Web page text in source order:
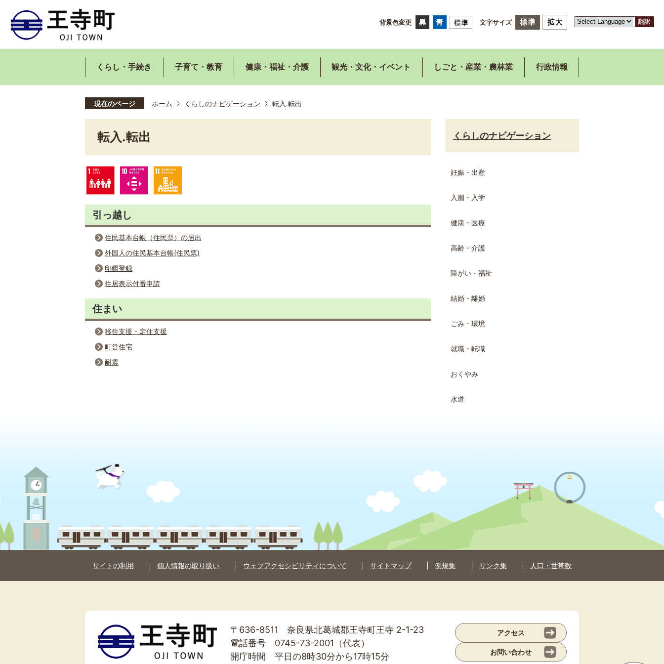
背景色変更 文字サイズ 翻訳
くらし・手続き 子育て・教育 健康・福祉・介護 観光・文化・イベント しごと・産業・農林業 行政情報
現在のページ ホーム くらしのナビゲーション 転入.転出
転入.転出
引っ越し
住民基本台帳（住民票）の届出
外国人の住民基本台帳(住民票)
印鑑登録
住居表示付番申請
住まい
移住支援・定住支援
町営住宅
耐震
くらしのナビゲーション
妊娠・出産
入園・入学
健康・医療
高齢・介護
障がい・福祉
結婚・離婚
ごみ・環境
就職・転職
おくやみ
水道
サイトの利用 個人情報の取り扱い ウェブアクセシビリティについて サイトマップ 例規集 リンク集 人口・世帯数
王
寺
町
OJI
〒636-8511 奈良県北葛城郡王寺町王寺 2-1-23
電話番号 0745-73-2001（代表）
開庁時間 平日の8時30分から17時15分
アクセス
お問い合わせ